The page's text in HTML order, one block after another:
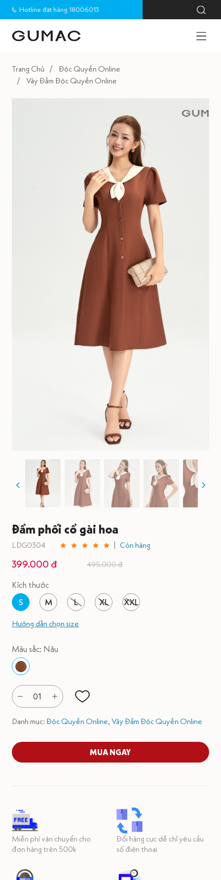
Hotline đặt hàng 18006013
Trang Chủ
Độc Quyền Online
Váy Đầm Độc Quyền Online
Đầm phối cổ gài hoa
LDG0304 Còn hàng
399.000 đ 495.000 đ
Kích thước
S
M L XL XXL
Hướng dẫn chọn size
Màu sắc: Nâu
01
Danh mục: Độc Quyền Online, Váy Đầm Độc Quyền Online
MUA NGAY
Miễn phí vận chuyển cho
đơn hàng trên 500k
Đổi hàng cực dễ chỉ yêu cầu
số điện thoại